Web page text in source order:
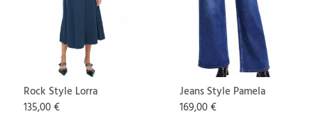
Rock Style Lorra
135,00 €
Jeans Style Pamela
169,00 €